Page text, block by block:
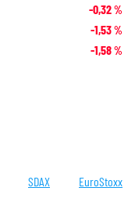
-0,32%
-1,53%
-1,58%
SDAX EuroStoxx